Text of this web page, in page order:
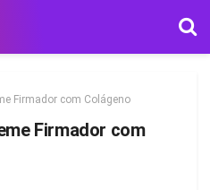
Firmador com Colágeno
Firmador com